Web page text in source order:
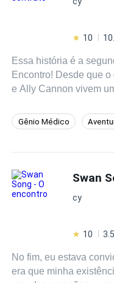
10
Essa história é a
Encontro! Desde que o contrato fora selado, Jason Smith
e Ally Cannon vivem
os dois era turbulenta
soltavam faíscas por
proteger os dois, mas
forças do amor. Ally se vê no mundo dos famosos pela
primeira vez, lidando
luta contra a própria
Gênio Médico
Enredo Acelerado
Primeiro Amor
Swan
cy
10
No fim, eu estava
era que minha